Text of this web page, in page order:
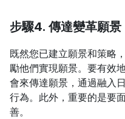
步驟4. 傳達變革願景
既然您已建立願景和策略
勵他們實現願景。要有效
會來傳達願景，通過融入
行為。此外，重要的是要
善。